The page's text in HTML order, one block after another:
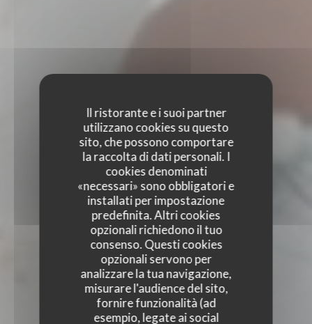
Il ristorante e i suoi partner
utilizzano cookies su questo
sito, che possono comportare
la raccolta di dati personali. I
cookies denominati
«necessari» sono obbligatori e
installati per impostazione
predefinita. Altri cookies
opzionali richiedono il tuo
consenso. Questi cookies
opzionali servono per
analizzare la tua navigazione,
misurare l'audience del sito,
fornire funzionalità (ad
esempio, legate ai social